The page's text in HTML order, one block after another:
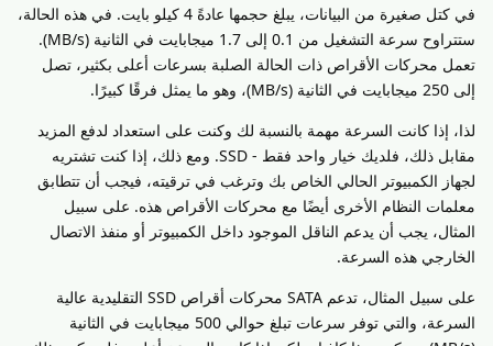
في كتل صغيرة من البيانات، يبلغ حجمها عادةً 4 كيلو بايت. في هذه الحالة،
ستتراوح سرعة التشغيل من 0.1 إلى 1.7 ميجابايت في الثانية (MB/s).
تعمل محركات الأقراص ذات الحالة الصلبة بسرعات أعلى بكثير، تصل
إلى 250 ميجابايت في الثانية (MB/s)، وهو ما يمثل فرقًا كبيرًا.
لذا، إذا كانت السرعة مهمة بالنسبة لك وكنت على استعداد لدفع المزيد
مقابل ذلك، فلديك خيار واحد فقط - SSD. ومع ذلك، إذا كنت تشتريه
لجهاز الكمبيوتر الحالي الخاص بك وترغب في ترقيته، فيجب أن تتطابق
معلمات النظام الأخرى أيضًا مع محركات الأقراص هذه. على سبيل
المثال، يجب أن يدعم الناقل الموجود داخل الكمبيوتر أو منفذ الاتصال
الخارجي هذه السرعة.
على سبيل المثال، تدعم SATA محركات أقراص SSD التقليدية عالية
السرعة، والتي توفر سرعات تبلغ حوالي 500 ميجابايت في الثانية